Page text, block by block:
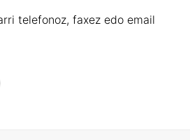
telefonoz, faxez edo email